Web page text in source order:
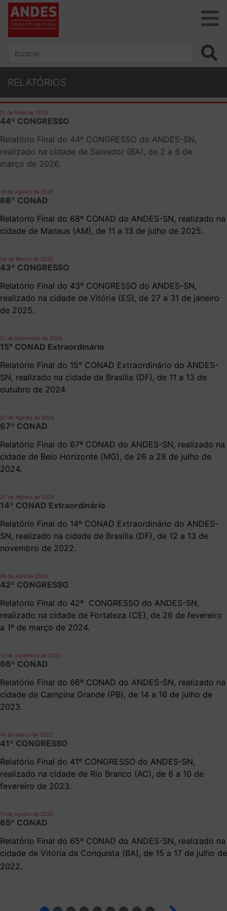
RELATÓRIOS
21 de Maio de 2026
44º CONGRESSO
Relatório Final do 44º CONGRESSO do ANDES-SN,
realizado na cidade de Salvador (BA), de 2 a 6 de
março de 2026.
19 de Agosto de 2025
68º CONAD
Relatório Final do 68º CONAD do ANDES-SN, realizado na
cidade de Manaus (AM), de 11 a 13 de julho de 2025.
24 de Março de 2025
43º CONGRESSO
Relatório Final do 43º CONGRESSO do ANDES-SN,
realizado na cidade de Vitória (ES), de 27 a 31 de janeiro
de 2025.
21 de Novembro de 2024
15° CONAD Extraordinário
Relatório Final do 15° CONAD Extraordinário do ANDES-
SN, realizado na cidade de Brasília (DF), de 11 a 13 de
outubro de 2024.
27 de Agosto de 2024
67º CONAD
Relatório Final do 67º CONAD do ANDES-SN, realizado na
cidade de Belo Horizonte (MG), de 26 a 28 de julho de
2024.
27 de Agosto de 2024
14º CONAD Extraordinário
Relatório Final do 14º CONAD Extraordinário do ANDES-
SN, realizado na cidade de Brasília (DF), de 12 a 13 de
novembro de 2022.
09 de Abril de 2024
42º CONGRESSO
Relatório Final do 42º CONGRESSO do ANDES-SN,
realizado na cidade de Fortaleza (CE), de 26 de fevereiro
a 1º de março de 2024.
12 de Setembro de 2023
66º CONAD
Relatório Final do 66º CONAD do ANDES-SN, realizado na
cidade de Campina Grande (PB), de 14 a 16 de julho de
2023.
14 de Março de 2023
41º CONGRESSO
Relatório Final do 41º CONGRESSO do ANDES-SN,
realizado na cidade de Rio Branco (AC), de 6 a 10 de
fevereiro de 2023.
11 de Agosto de 2022
65º CONAD
Relatório Final do 65º CONAD do ANDES-SN, realizado na
cidade de Vitória da Conquista (BA), de 15 a 17 de julho de
2022.